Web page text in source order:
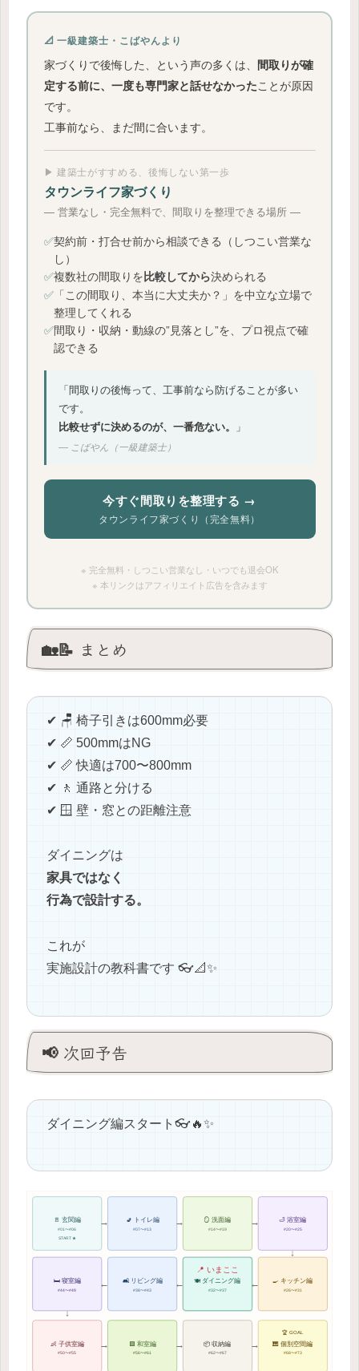
📐 一級建築士・こばやんより
家づくりで後悔した、という声の多くは、 間取りが確
定する前に、一度も専門家と話せなかったことが原因
です。
工事前なら、まだ間に合います。
▶ 建築士がすすめる、後悔しない第一歩
タウンライフ家づくり
― 営業なし・完全無料で、間取りを整理できる場所 ―
✅契約前・打合せ前から相談できる（しつこい営業な
し）
✅複数社の間取りを比較してから決められる
✅「この間取り、本当に大丈夫か？」を中立な立場で
整理してくれる
✅間取り・収納・動線の”見落とし”を、プロ視点で確
認できる
「間取りの後悔って、工事前なら防げることが多い
です。
比較せずに決めるのが、一番危ない。
」
― こばやん（一級建築士）
今すぐ間取りを整理する →
タウンライフ家づくり（完全無料）
※ 完全無料・しつこい営業なし・いつでも退会OK
※ 本リンクはアフィリエイト広告を含みます
🏡📝 まとめ
✔ 🪑 椅子引きは600mm必要
✔ 📏 500mmはNG
✔ 📏 快適は700〜800mm
✔ 🚶 通路と分ける
✔ 🪟 壁・窓との距離注意
ダイニングは
家具ではなく
行為で設計する。
これが
実施設計の教科書です 👓📐✨
📢 次回予告
ダイニング編スタート👓🔥✨
→ → →
↓
←
←
←
↓
→ → →
🚪 玄関編
#01〜#06
START ★
🚽 トイレ編
#07〜#13
🪞 洗面編
#14〜#19
🛁 浴室編
#20〜#25
🍳 キッチン編
#26〜#31
📍 いまここ
🍽 ダイニング編
#32〜#37
🛋 リビング編
#38〜#43
🛏 寝室編
#44〜#49
👶 子供室編
#50〜#55
🟩 和室編
#56〜#61
📦 収納編
#62〜#67
🎹 個別空間編
#68〜#73
🏆 GOAL